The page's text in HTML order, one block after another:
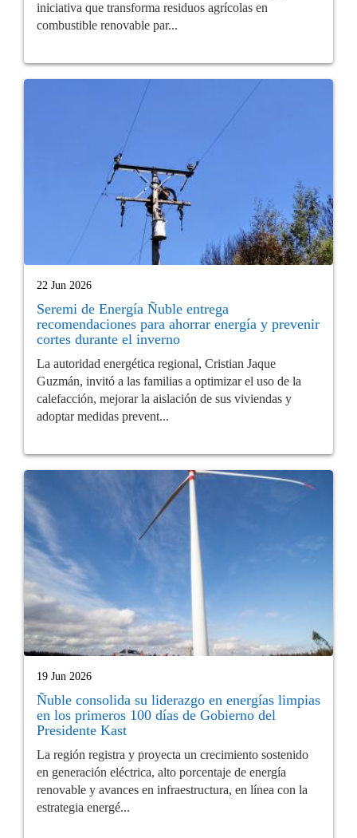
iniciativa que transforma residuos agrícolas en
combustible renovable par...
22 Jun 2026
Seremi de Energía Ñuble entrega
recomendaciones para ahorrar energía y prevenir
cortes durante el inverno
La autoridad energética regional, Cristian Jaque
Guzmán, invitó a las familias a optimizar el uso de la
calefacción, mejorar la aislación de sus viviendas y
adoptar medidas prevent...
19 Jun 2026
Ñuble consolida su liderazgo en energías limpias
en los primeros 100 días de Gobierno del
Presidente Kast
La región registra y proyecta un crecimiento sostenido
en generación eléctrica, alto porcentaje de energía
renovable y avances en infraestructura, en línea con la
estrategia energé...